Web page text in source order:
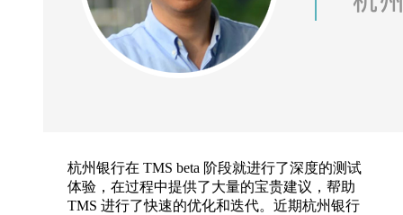
杭州银行在 TMS beta 阶段就进行了深度的测试
体验，在过程中提供了大量的宝贵建议，帮助
TMS 进行了快速的优化和迭代。近期杭州银行